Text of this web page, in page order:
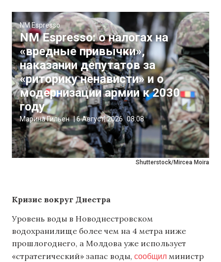
Shutterstock/Mircea Moira
NM Espresso
NM Espresso: о налогах на
«вредные привычки»,
наказании депутатов за
«риторику ненависти» и о
модернизации армии к 2030
году
Марина Гильен |6 Август, 2026 08:08
Кризис вокруг Днестра
Уровень воды в Новоднестровском
водохранилище более чем на 4 метра ниже
прошлогоднего, а Молдова уже использует
«стратегический» запас воды, сообщил министр